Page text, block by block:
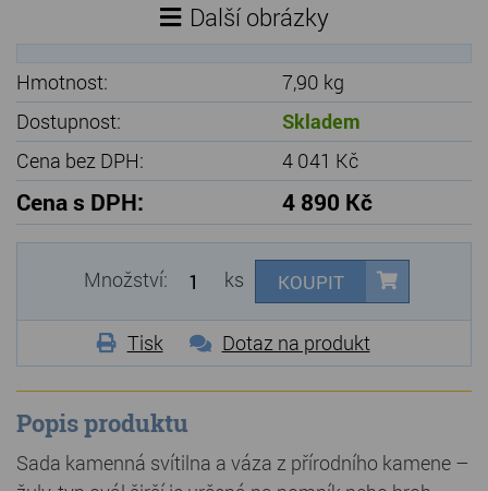
Další obrázky
Hmotnost:
7,90 kg
Dostupnost:
Skladem
Cena bez DPH:
4 041 Kč
Cena s DPH: 4 890 Kč
Množství: ks KOUPIT
Tisk Dotaz na produkt
Popis produktu
Sada kamenná svítilna a váza z přírodního kamene –